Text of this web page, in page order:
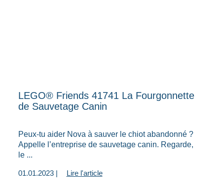
LEGO® Friends 41741 La Fourgonnette
de Sauvetage Canin
Peux-tu aider Nova à sauver le chiot abandonné ?
Appelle l’entreprise de sauvetage canin. Regarde,
le ...
01.01.2023 | Lire l'article